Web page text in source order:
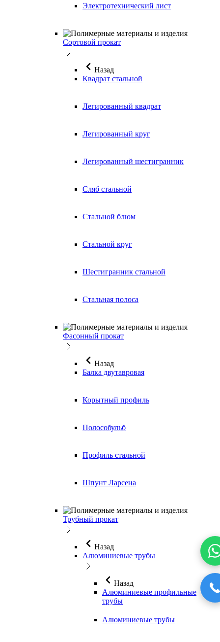
Электротехнический лист
Сортовой прокат
Назад
Квадрат стальной
Легированный квадрат
Легированный круг
Легированный шестигранник
Сляб стальной
Стальной блюм
Стальной круг
Шестигранник стальной
Стальная полоса
Фасонный прокат
Назад
Балка двутавровая
Корытный профиль
Полособульб
Профиль стальной
Шпунт Ларсена
Трубный прокат
Назад
Алюминиевые трубы
Назад
Алюминиевые профильные
трубы
Алюминиевые трубы